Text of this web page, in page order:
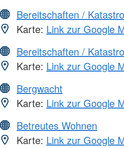
Bereitschaften /
Karte: Link zur Google
Bereitschaften /
Karte: Link zur Google
Bergwacht
Karte: Link zur Google
Betreutes Wohnen
Karte: Link zur Google